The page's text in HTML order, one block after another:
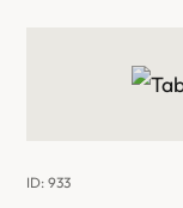
ID: 933